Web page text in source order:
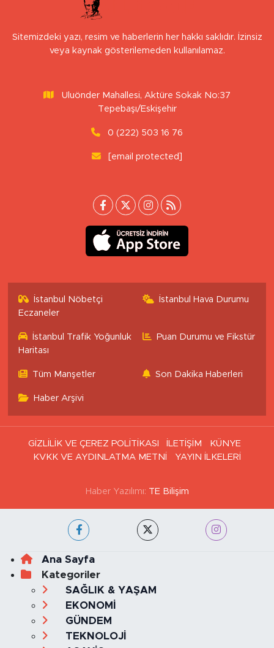
Sitemizdeki yazı, resim ve haberlerin her hakkı saklıdır. İzinsiz
veya kaynak gösterilemeden kullanılamaz.
Uluönder Mahallesi, Aktüre Sokak No:37
Tepebaşı/Eskişehir
0 (222) 503 16 76
[email protected]
İstanbul Nöbetçi
Eczaneler
İstanbul Hava Durumu
İstanbul Trafik Yoğunluk
Haritası
Puan Durumu ve Fikstür
Tüm Manşetler Son Dakika Haberleri
Haber Arşivi
GİZLİLİK VE ÇEREZ POLİTİKASI İLETİŞİM
KÜNYE
KVKK VE AYDINLATMA METNİ
YAYIN İLKELERİ
Haber Yazılımı: TE Bilişim
Ana Sayfa
Kategoriler
SAĞLIK & YAŞAM
EKONOMİ
GÜNDEM
TEKNOLOJİ